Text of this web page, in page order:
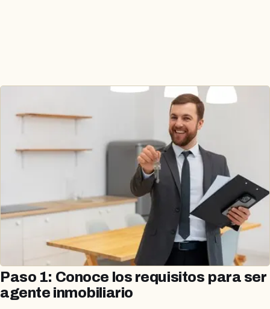
Paso 1: Conoce los requisitos para ser
agente inmobiliario